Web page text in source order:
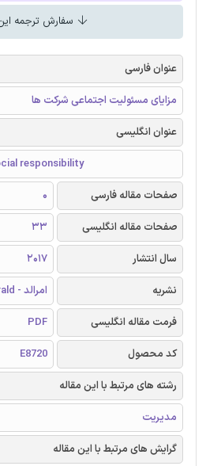
سفارش ترجمه
عنوان فارسی
مزایای مسئولیت اجتماعی شرکت ها
عنوان انگلیسی
responsibility
صفحات مقاله فارسی
0
صفحات مقاله انگلیسی
33
سال انتشار
2017
نشریه
امرالد - Emerald
فرمت مقاله انگلیسی
PDF
کد محصول
E8720
رشته های مرتبط با این مقاله
مدیریت
گرایش های مرتبط با این مقاله